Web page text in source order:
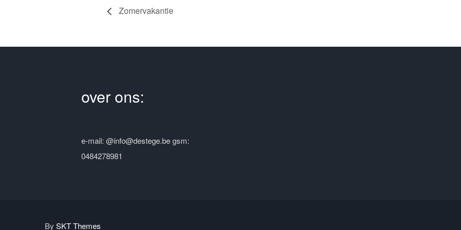
Zomervakantie
over ons:
e-mail: @info@destege.be gsm:
0484278981
By SKT Themes